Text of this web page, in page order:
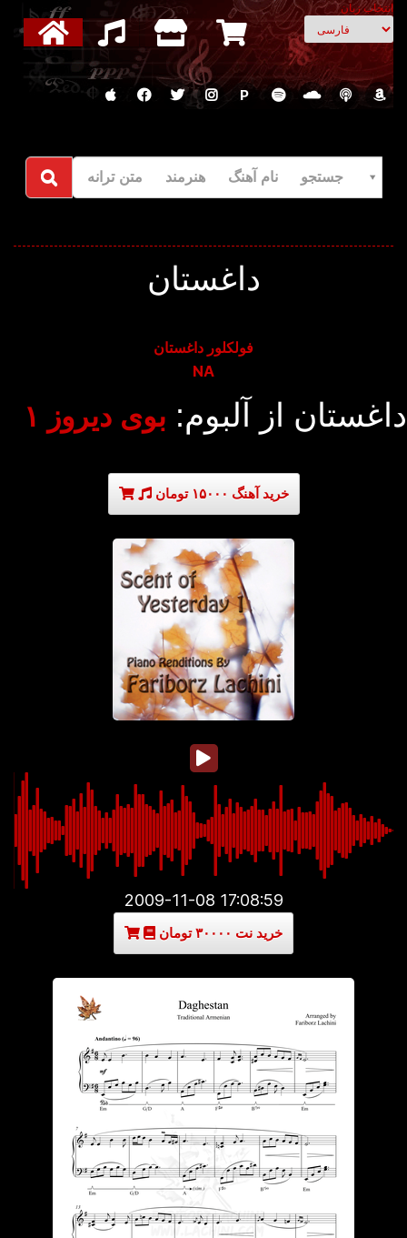
انتخاب زبان
P
جستجو نام آهنگ هنرمند متن ترانه
داغستان
فولکلور داغستان
NA
داغستان از آلبوم: بوی دیروز ۱
خرید آهنگ ۱۵۰۰۰ تومان
2009-11-08 17:08:59
خرید نت ۳۰۰۰۰ تومان